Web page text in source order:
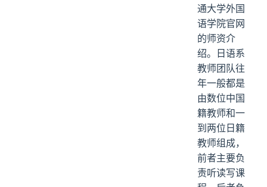
通大学外国
语学院官网
的师资介
绍。日语系
教师团队往
年一般都是
由数位中国
籍教师和一
到两位日籍
教师组成，
前者主要负
责听读写课